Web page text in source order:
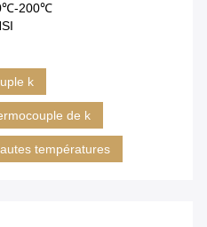
200℃
k
de k
températures